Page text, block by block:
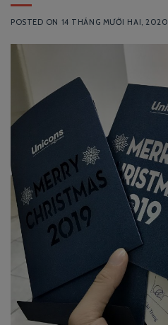
POSTED ON 14 THÁNG MƯỜI HAI, 2020